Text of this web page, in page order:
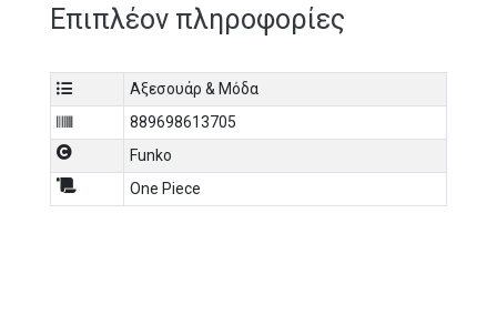
Επιπλέον πληροφορίες
Αξεσουάρ & Μόδα
889698613705
Funko
One Piece